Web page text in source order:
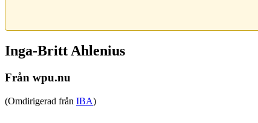
Inga-Britt Ahlenius
Från wpu.nu
(Omdirigerad från IBA)